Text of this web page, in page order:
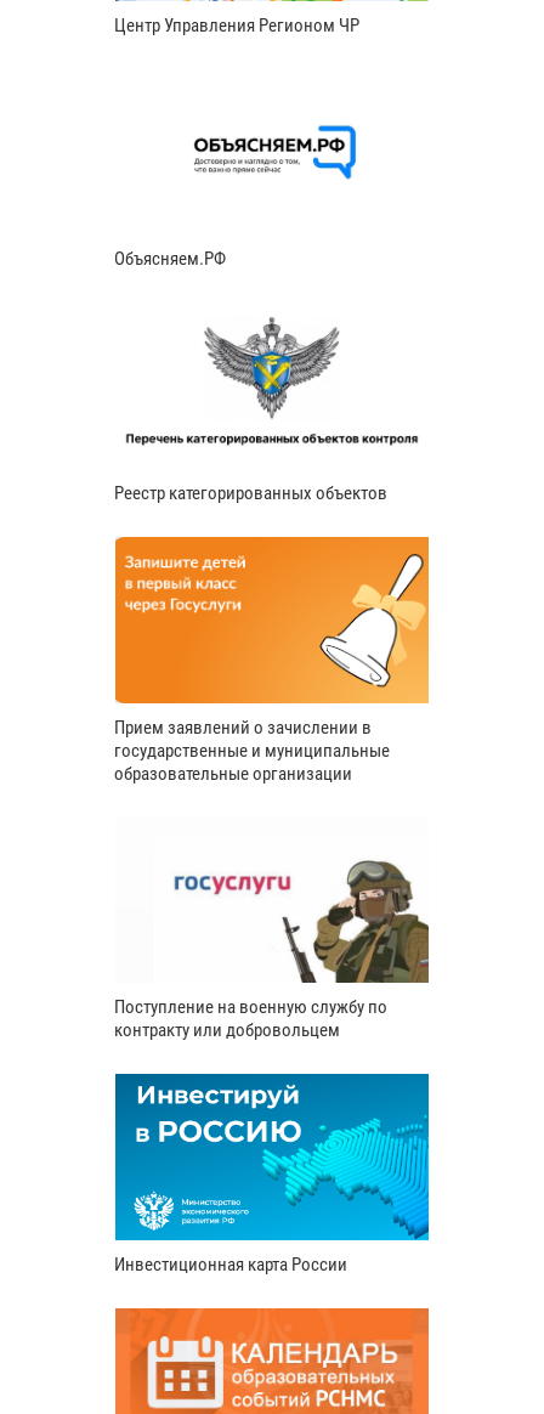
Центр Управления Регионом ЧР
Объясняем.РФ
Реестр категорированных объектов
Прием заявлений о зачислении в
государственные и муниципальные
образовательные организации
Поступление на военную службу по
контракту или добровольцем
Инвестиционная карта России